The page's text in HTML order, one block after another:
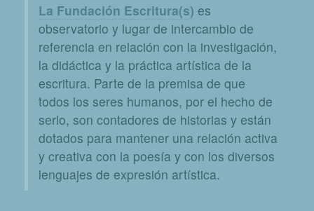
La Fundación Escritura(s) es
observatorio y lugar de intercambio de
referencia en relación con la investigación,
la didáctica y la práctica artística de la
escritura. Parte de la premisa de que
todos los seres humanos, por el hecho de
serlo, son contadores de historias y están
dotados para mantener una relación activa
y creativa con la poesía y con los diversos
lenguajes de expresión artística.